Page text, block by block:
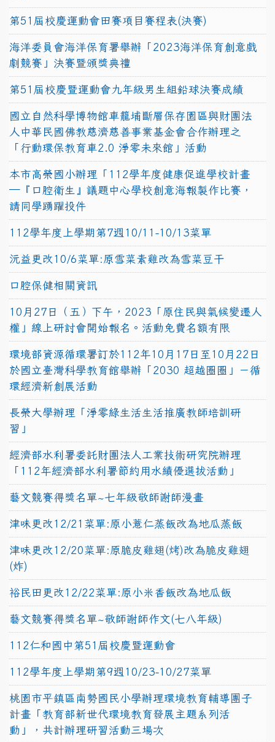
第51屆校慶運動會田賽項目賽程表(決賽)
海洋委員會海洋保育署舉辦「2023海洋保育創意戲
劇競賽」決賽暨頒獎典禮
第51屆校慶暨運動會九年級男生組鉛球決賽成績
國立自然科學博物館車籠埔斷層保存園區與財團法
人中華民國佛教慈濟慈善事業基金會合作辦理之
「行動環保教育車2.0 淨零未來館」活動
本市高榮國小辦理「112學年度健康促進學校計畫
─『口腔衛生』議題中心學校創意海報製作比賽，
請同學踴躍投件
112學年度上學期第7週10/11-10/13菜單
沅益更改10/6菜單:原雪菜素雞改為雪菜豆干
口腔保健相關資訊
10月27日（五）下午，2023「原住民與氣候變遷人
權」線上研討會開始報名。活動免費名額有限
環境部資源循環署訂於112年10月17日至10月22日
於國立臺灣科學教育館舉辦「2030 超越圈圈」－循
環經濟新創展活動
長榮大學辦理「淨零綠生活生活推廣教師培訓研
習」
經濟部水利署委託財團法人工業技術研究院辦理
「112年經濟部水利署節約用水績優選拔活動」
藝文競賽得獎名單~七年級敬師謝師漫畫
津味更改12/21菜單:原小薏仁蒸飯改為地瓜蒸飯
津味更改12/20菜單:原脆皮雞翅(烤)改為脆皮雞翅
(炸)
裕民田更改12/22菜單:原小米香飯改為地瓜飯
藝文競賽得獎名單~敬師謝師作文(七八年級)
112仁和國中第51屆校慶暨運動會
112學年度上學期第9週10/23-10/27菜單
桃園市平鎮區南勢國民小學辦理環境教育輔導團子
計畫「教育部新世代環境教育發展主題系列活
動」，共計辦理研習活動三場次